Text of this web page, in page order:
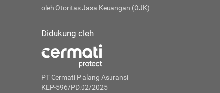
oleh Otoritas Jasa Keuangan (OJK)
Didukung oleh
PT Cermati Pialang Asuransi
KEP-596/PD.02/2025